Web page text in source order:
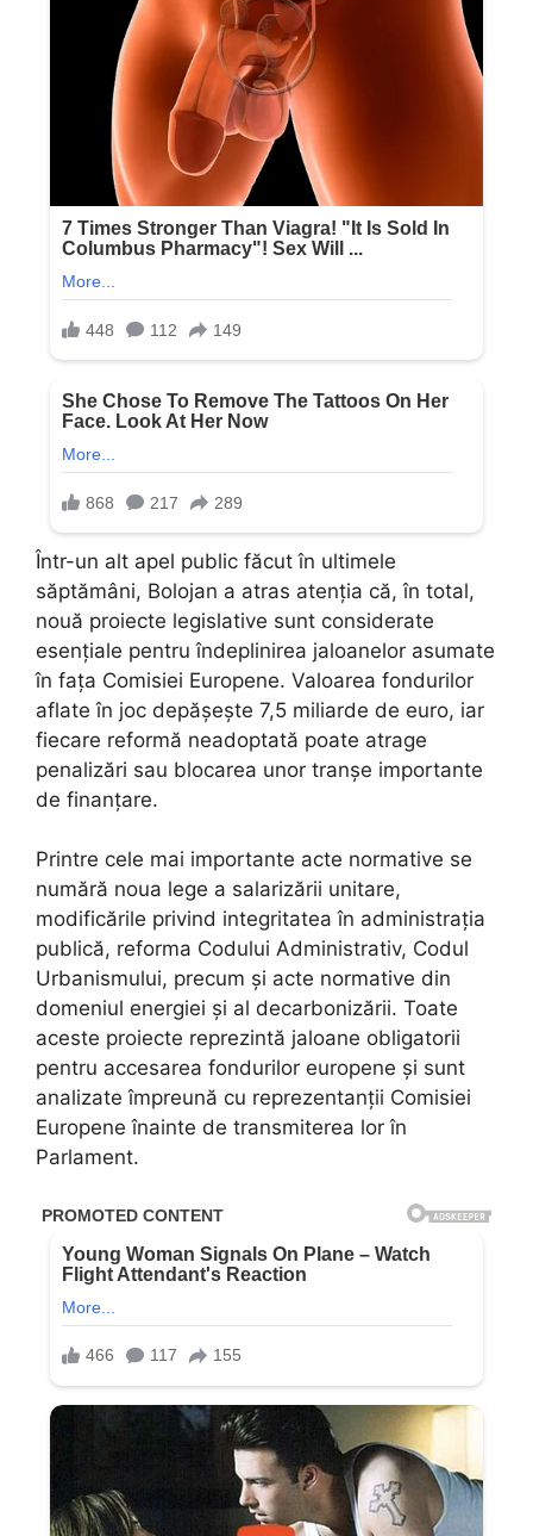
Într-un alt apel public făcut în ultimele
săptămâni, Bolojan a atras atenția că, în total,
nouă proiecte legislative sunt considerate
esențiale pentru îndeplinirea jaloanelor asumate
în fața Comisiei Europene. Valoarea fondurilor
aflate în joc depășește 7,5 miliarde de euro, iar
fiecare reformă neadoptată poate atrage
penalizări sau blocarea unor tranșe importante
de finanțare.
Printre cele mai importante acte normative se
numără noua lege a salarizării unitare,
modificările privind integritatea în administrația
publică, reforma Codului Administrativ, Codul
Urbanismului, precum și acte normative din
domeniul energiei și al decarbonizării. Toate
aceste proiecte reprezintă jaloane obligatorii
pentru accesarea fondurilor europene și sunt
analizate împreună cu reprezentanții Comisiei
Europene înainte de transmiterea lor în
Parlament.